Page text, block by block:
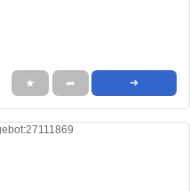
★ ➦ ➜